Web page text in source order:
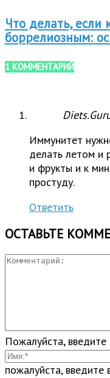
Что делать, если
боррелиозным:
1 КОММЕНТАРИЙ
Иммунитет
делать летом и
и фрукты и к
простуду.
Ответить
ОСТАВЬТЕ
Пожалуйста,
пожалуйста, введите